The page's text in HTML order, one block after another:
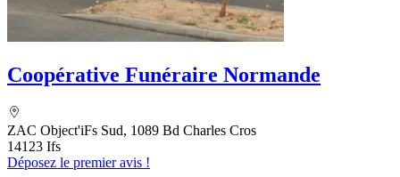
Coopérative Funéraire Normande
ZAC Object'iFs Sud, 1089 Bd Charles Cros
14123 Ifs
Déposez le premier avis !